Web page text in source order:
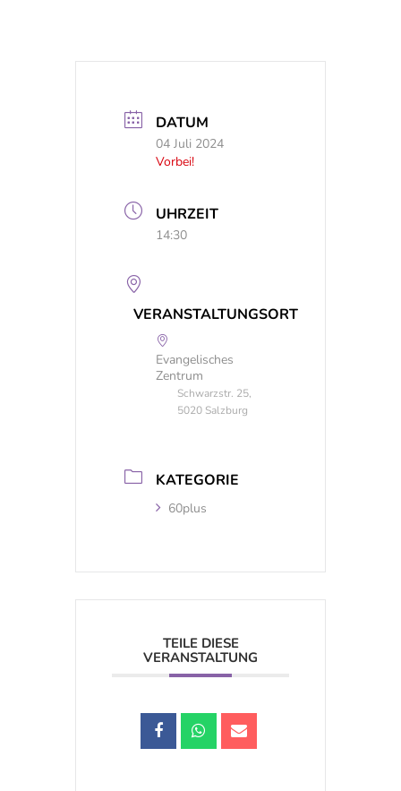
DATUM
04 Juli 2024
Vorbei!
UHRZEIT
14:30
VERANSTALTUNGSORT
Evangelisches
Zentrum
Schwarzstr. 25,
5020 Salzburg
KATEGORIE
60plus
TEILE DIESE
VERANSTALTUNG